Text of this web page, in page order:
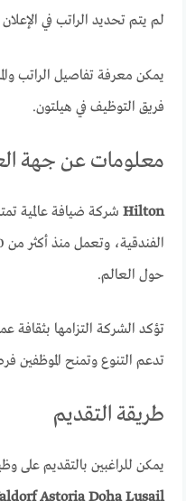
لم يتم تحديد الراتب في
يمكن معرفة تفاصيل الراتب
فريق التوظيف في هيلتون.
معلومات عن جهة
Hilton شركة ضيافة عالمية
حول العالم.
تؤكد الشركة التزامها بثقافة
تدعم التنوع وتمنح الموظفين
طريقة التقديم
يمكن للراغبين بالتقديم على
Astoria Doha Lusail